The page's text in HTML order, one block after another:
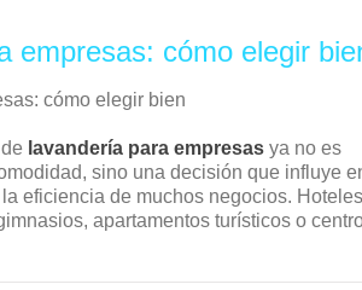
empresas: cómo elegir
cómo elegir bien
lavandería para empresas ya no es
sino una decisión que influye
eficiencia de muchos negocios.
apartamentos turísticos o